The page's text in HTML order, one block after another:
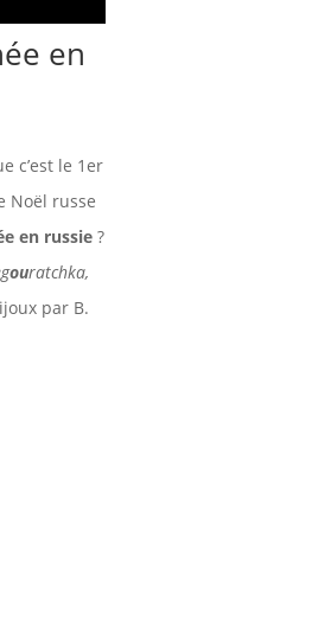
en
c’est le 1er
Noël russe
en russie ?
ouratchka,
par B.